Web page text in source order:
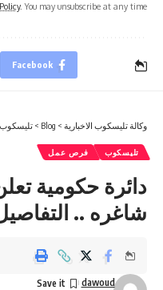
. You may unsubscribe at any time.
Facebook
وكالة تليسكوب الاخبارية >
Blog
> تليسكوب
تليسكوب فرص عمل
دائرة حكومية
شاغره ..
dawoud